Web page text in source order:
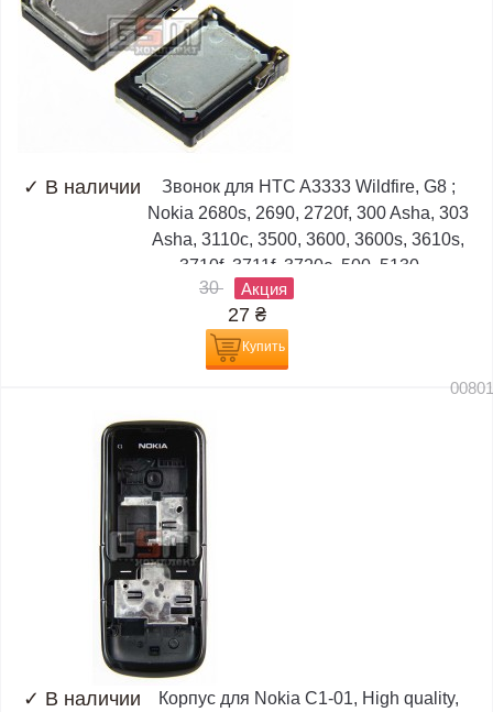
✓ В наличии
Звонок для HTC A3333 Wildfire, G8 ;
Nokia 2680s, 2690, 2720f, 300 Asha, 303
Asha, 3110c, 3500, 3600, 3600s, 3610s,
3710f, 3711f, 3720c, 500, 5130,...
30
Акция
27 ₴
Купить
✓ В наличии
Корпус для Nokia C1-01, High quality,